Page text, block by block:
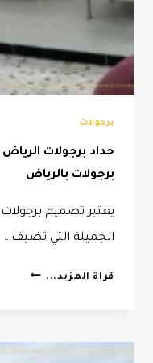
برجولات
برجولات بالرياض
يعتبر تصميم
الجميلة التي تضيف…
قراة المزيد... حداد